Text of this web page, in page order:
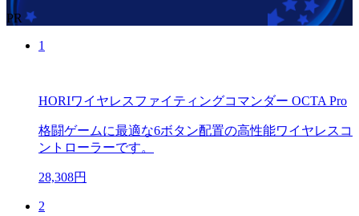
PR
1
HORIワイヤレスファイティングコマンダー OCTA Pro
格闘ゲームに最適な6ボタン配置の高性能ワイヤレスコ
ントローラーです。
28,308円
2